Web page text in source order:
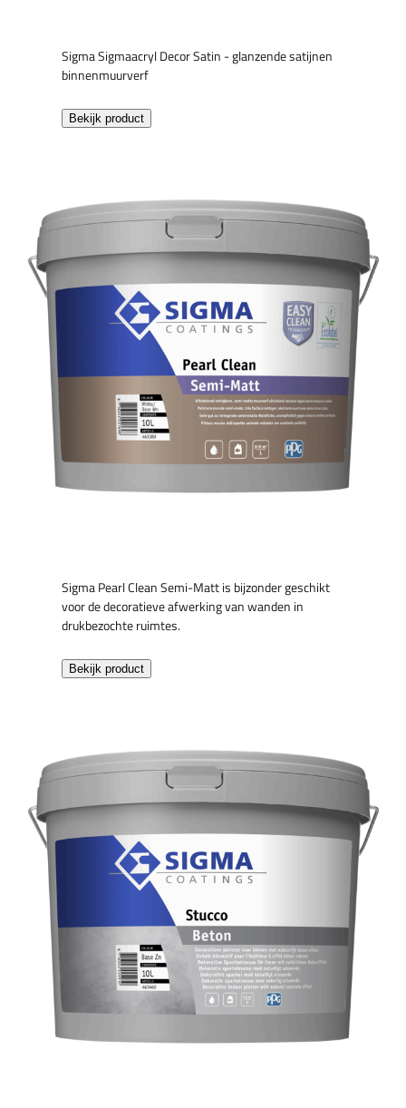
Sigma Sigmaacryl Decor Satin - glanzende satijnen
binnenmuurverf
Bekijk product
Sigma Pearl Clean Semi-Matt is bijzonder geschikt
voor de decoratieve afwerking van wanden in
drukbezochte ruimtes.
Bekijk product